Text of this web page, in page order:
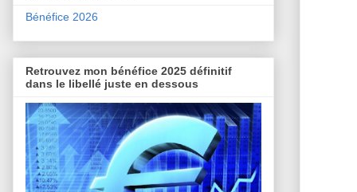
Bénéfice 2026
Retrouvez mon bénéfice 2025 définitif
dans le libellé juste en dessous